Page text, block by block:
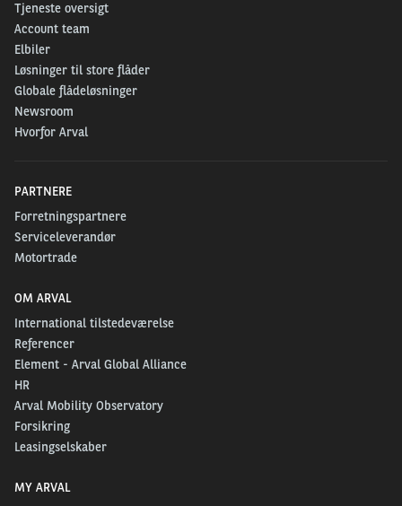
Tjeneste oversigt
Account team
Elbiler
Løsninger til store flåder
Globale flådeløsninger
Newsroom
Hvorfor Arval
PARTNERE
Forretningspartnere
Serviceleverandør
Motortrade
OM ARVAL
International tilstedeværelse
Referencer
Element - Arval Global Alliance
HR
Arval Mobility Observatory
Forsikring
Leasingselskaber
MY ARVAL